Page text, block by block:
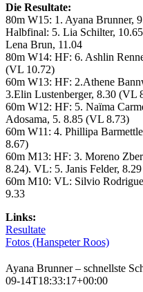
Die Resultate:
80m W15: 1. Ayana Brunner,
Halbfinal: 5. Lia Schilter,
Lena Brun, 11.04
80m W14: HF: 6. Ashlin
(VL 10.72)
60m W13: HF: 2.Athene
3.Elin Lustenberger, 8.30 (VL
60m W12: HF: 5. Naïma
Adosama, 5. 8.85 (VL 8.73)
60m W11: 4. Phillipa
8.67)
60m M13: HF: 3. Moreno
8.24). VL: 5. Janis Felder, 8.29
60m M10: VL: Silvio
9.33
Links:
Resultate
Fotos (Hanspeter Roos)
Ayana Brunner – schnellste
09-14T18:33:17+00:00